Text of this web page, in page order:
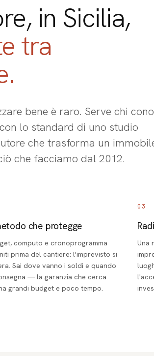
in Sicilia,
tra
bene è raro. Serve chi
lo standard di uno studio
che trasforma un
che facciamo dal 2012.
che protegge
computo e cronoprogramma
prima del cantiere: l'imprevisto si
Sai dove vanno i soldi e quando
— la garanzia che cerca
grandi budget e poco tempo.
03
Una